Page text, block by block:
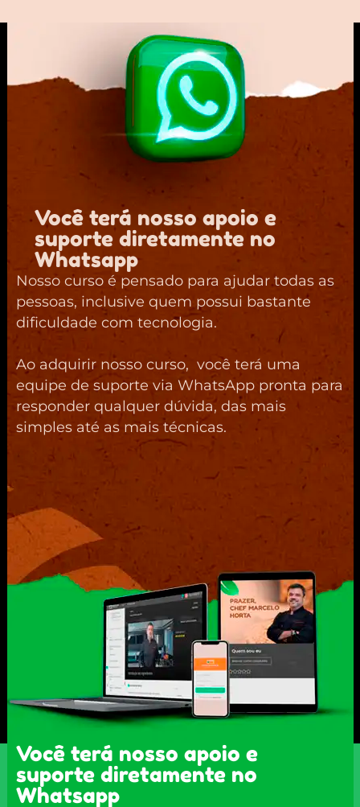
Você terá nosso apoio e
suporte diretamente no
Whatsapp
Nosso curso é pensado para ajudar todas as
pessoas, inclusive quem possui bastante
dificuldade com tecnologia.
Ao adquirir nosso curso, você terá uma
equipe de suporte via WhatsApp pronta para
responder qualquer dúvida, das mais
simples até as mais técnicas.
Você terá nosso apoio e
suporte diretamente no
Whatsapp